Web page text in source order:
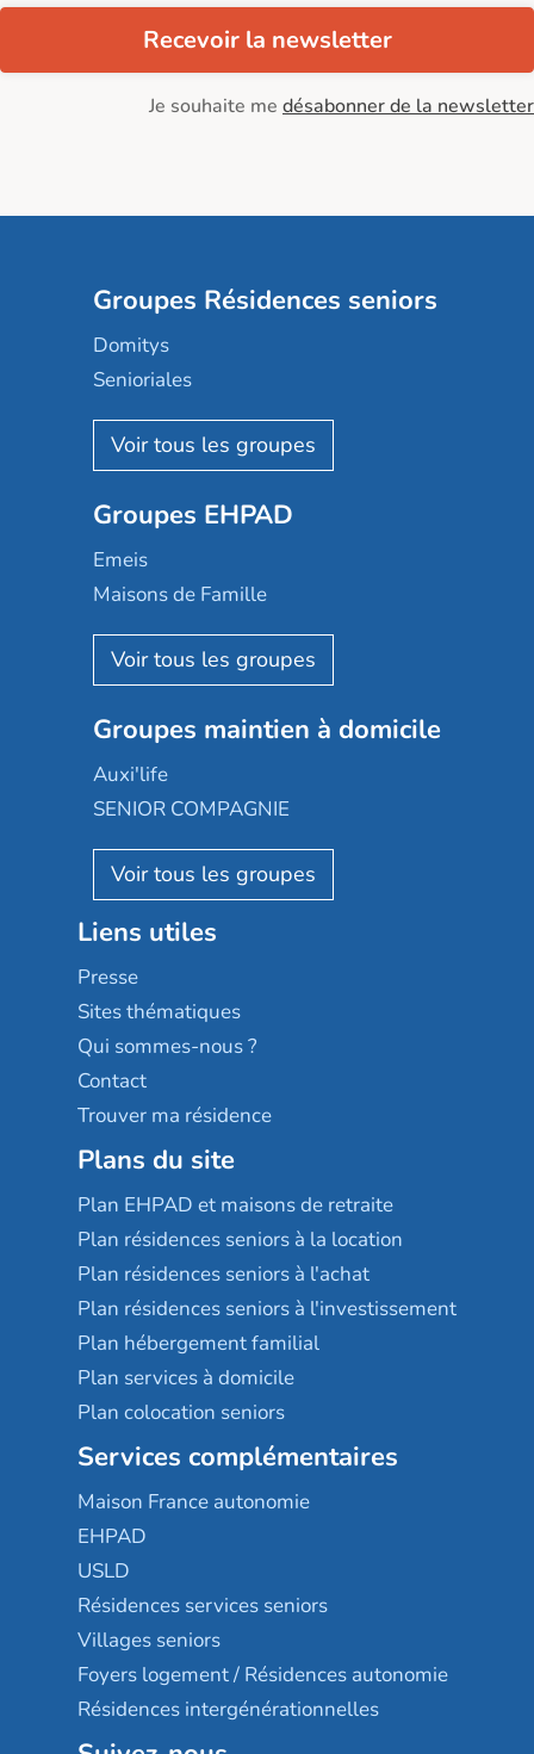
Recevoir la newsletter
Je souhaite me désabonner de la newsletter
Groupes Résidences seniors
Domitys
Senioriales
Nohée
Les Résidentiels
Mobicap
Domusvi
Happy Senior
Aquarelia
Nexity edenea
Les jardins d'Arcadie
Occitalia
Appartseniors
Reseda
Stella management
Les villages d'or
Sérénys
Résidences services Villa Médicis
Groupes EHPAD
Emeis
Maisons de Famille
Korian
Emera
Groupe SOS
Le Noble Âge
Almage
Résidalya
Groupe aplus
Groupes maintien à domicile
Auxi'life
SENIOR COMPAGNIE
AGE D'OR Services
Liens utiles
Presse
Sites thématiques
Qui sommes-nous ?
Contact
Trouver ma résidence
Plans du site
Plan EHPAD et maisons de retraite
Plan résidences seniors à la location
Plan résidences seniors à l'achat
Plan résidences seniors à l'investissement
Plan hébergement familial
Plan services à domicile
Plan colocation seniors
Services complémentaires
Maison France autonomie
EHPAD
USLD
Résidences services seniors
Villages seniors
Foyers logement / Résidences autonomie
Résidences intergénérationnelles